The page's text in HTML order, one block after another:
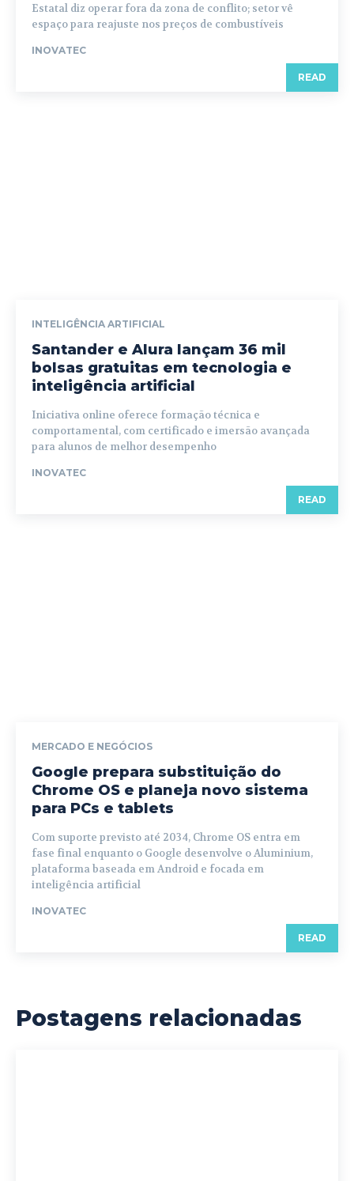
Estatal diz operar fora da zona de conflito; setor vê
espaço para reajuste nos preços de combustíveis
INOVATEC
READ
INTELIGÊNCIA ARTIFICIAL
Santander e Alura lançam 36 mil
bolsas gratuitas em tecnologia e
inteligência artificial
Iniciativa online oferece formação técnica e
comportamental, com certificado e imersão avançada
para alunos de melhor desempenho
INOVATEC
READ
MERCADO E NEGÓCIOS
Google prepara substituição do
Chrome OS e planeja novo sistema
para PCs e tablets
Com suporte previsto até 2034, Chrome OS entra em
fase final enquanto o Google desenvolve o Aluminium,
plataforma baseada em Android e focada em
inteligência artificial
INOVATEC
READ
Postagens relacionadas